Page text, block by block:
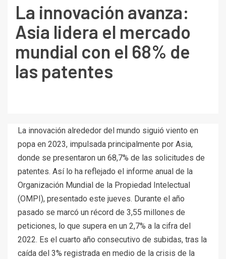
La innovación avanza:
Asia lidera el mercado
mundial con el 68% de
las patentes
La innovación alrededor del mundo siguió viento en
popa en 2023, impulsada principalmente por Asia,
donde se presentaron un 68,7% de las solicitudes de
patentes. Así lo ha reflejado el informe anual de la
Organización Mundial de la Propiedad Intelectual
(OMPI), presentado este jueves. Durante el año
pasado se marcó un récord de 3,55 millones de
peticiones, lo que supera en un 2,7% a la cifra del
2022. Es el cuarto año consecutivo de subidas, tras la
caída del 3% registrada en medio de la crisis de la